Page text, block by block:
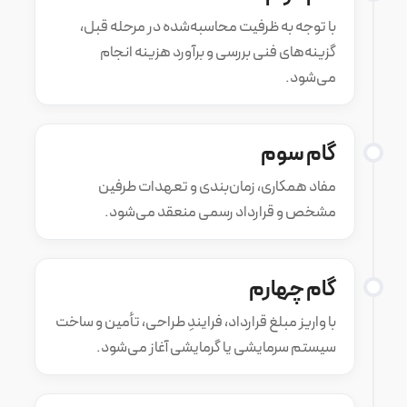
با توجه به ظرفیت محاسبه‌شده در مرحله قبل،
گزینه‌های فنی بررسی و برآورد هزینه انجام
می‌شود.
گام سوم
مفاد همکاری، زمان‌بندی و تعهدات طرفین
مشخص و قرارداد رسمی منعقد می‌شود.
گام چهارم
با واریز مبلغ قرارداد، فرایندِ طراحی، تأمین و ساخت
سیستم سرمایشی یا گرمایشی آغاز می‌شود.